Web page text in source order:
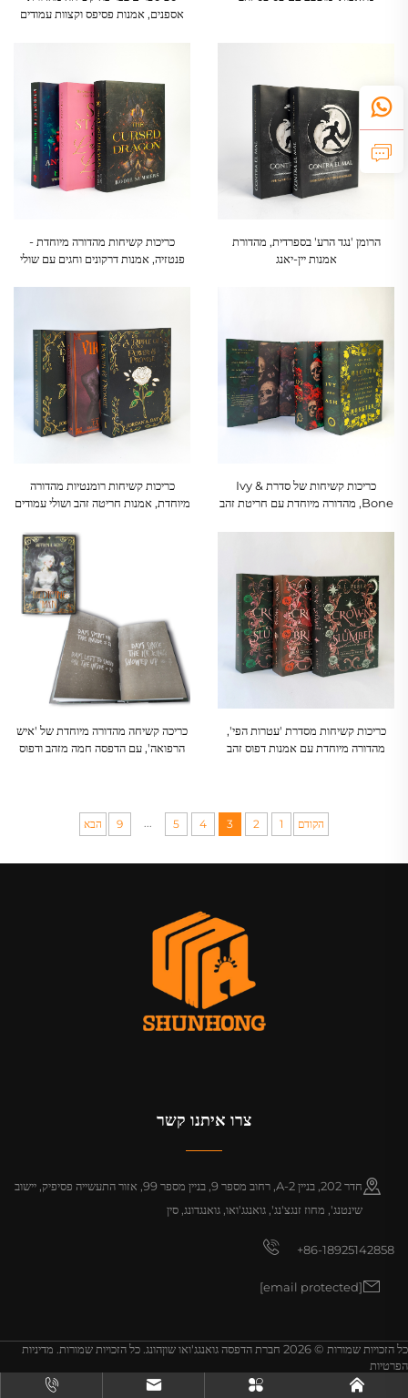
אספנים, אמנות פסיפס וקצוות עמודים
הרומן 'נגד הרע' בספרדית, מהדורת
אמנות יין-יאנג
כריכות קשיחות מהדורה מיוחדת -
פנטזיה, אמנות דרקונים וחגים עם שולי
כריכות קשיחות של סדרת Ivy &
Bone, מהדורה מיוחדת עם חריטת זהב
כריכות קשיחות רומנטיות מהדורה
מיוחדת, אמנות חריטה זהב ושולי עמודים
כריכות קשיחות מסדרת 'עטרות הפי',
מהדורה מיוחדת עם אמנות דפוס זהב
כריכה קשיחה מהדורה מיוחדת של 'איש
הרפואה', עם הדפסה חמה מזהב ודפוס
הקודם 1
2
3
4
5
...
9 הבא
צרו איתנו קשר
חדר 202, בניין A-2, רחוב מספר 9, בניין מספר 99, אזור התעשייה פסיפיק, יישוב
שינטנג', מחוז זנגצ'נג', גואנגג'ואו, גואנגדונג, סין
+86-18925142858
[email protected]
כל הזכויות שמורות © 2026 חברת הדפסה גואנגג'ואו שוןהונג. כל הזכויות שמורות.
מדיניות
הפרטיות